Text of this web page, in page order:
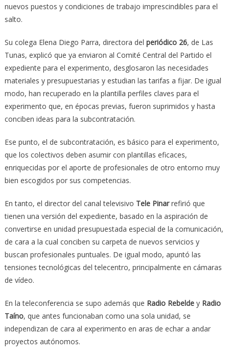
nuevos puestos y condiciones de trabajo imprescindibles para el
salto.
Su colega Elena Diego Parra, directora del periódico 26, de Las
Tunas, explicó que ya enviaron al Comité Central del Partido el
expediente para el experimento, desglosaron las necesidades
materiales y presupuestarias y estudian las tarifas a fijar. De igual
modo, han recuperado en la plantilla perfiles claves para el
experimento que, en épocas previas, fueron suprimidos y hasta
conciben ideas para la subcontratación.
Ese punto, el de subcontratación, es básico para el experimento,
que los colectivos deben asumir con plantillas eficaces,
enriquecidas por el aporte de profesionales de otro entorno muy
bien escogidos por sus competencias.
En tanto, el director del canal televisivo Tele Pinarrefirió que
tienen una versión del expediente, basado en la aspiración de
convertirse en unidad presupuestada especial de la comunicación,
de cara a la cual conciben su carpeta de nuevos servicios y
buscan profesionales puntuales. De igual modo, apuntó las
tensiones tecnológicas del telecentro, principalmente en cámaras
de vídeo.
En la teleconferencia se supo además que Radio Rebeldey Radio
Taíno, que antes funcionaban como una sola unidad, se
independizan de cara al experimento en aras de echar a andar
proyectos autónomos.